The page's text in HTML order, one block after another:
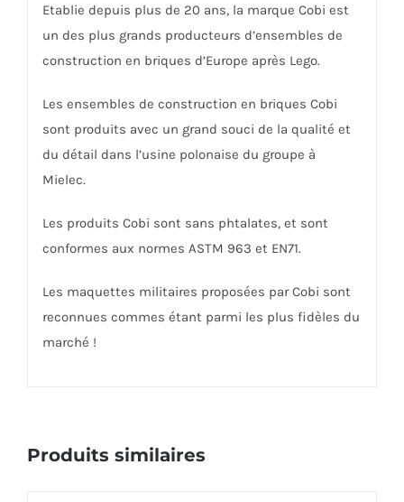
Etablie depuis plus de 20 ans, la marque Cobi est
un des plus grands producteurs d’ensembles de
construction en briques d’Europe après Lego.
Les ensembles de construction en briques Cobi
sont produits avec un grand souci de la qualité et
du détail dans l’usine polonaise du groupe à
Mielec.
Les produits Cobi sont sans phtalates, et sont
conformes aux normes ASTM 963 et EN71.
Les maquettes militaires proposées par Cobi sont
reconnues commes étant parmi les plus fidèles du
marché !
Produits similaires